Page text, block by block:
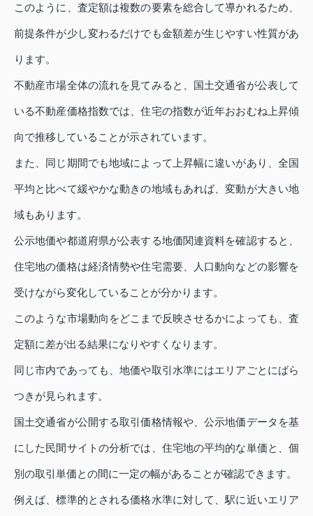
このように、査定額は複数の要素を総合して導かれるため、
前提条件が少し変わるだけでも金額差が生じやすい性質があ
ります。
不動産市場全体の流れを見てみると、国土交通省が公表して
いる不動産価格指数では、住宅の指数が近年おおむね上昇傾
向で推移していることが示されています。
また、同じ期間でも地域によって上昇幅に違いがあり、全国
平均と比べて緩やかな動きの地域もあれば、変動が大きい地
域もあります。
公示地価や都道府県が公表する地価関連資料を確認すると、
住宅地の価格は経済情勢や住宅需要、人口動向などの影響を
受けながら変化していることが分かります。
このような市場動向をどこまで反映させるかによっても、査
定額に差が出る結果になりやすくなります。
同じ市内であっても、地価や取引水準にはエリアごとにばら
つきが見られます。
国土交通省が公開する取引価格情報や、公示地価データを基
にした民間サイトの分析では、住宅地の平均的な単価と、個
別の取引単価との間に一定の幅があることが確認できます。
例えば、標準的とされる価格水準に対して、駅に近いエリア